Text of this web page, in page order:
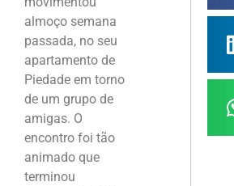
almoço semana
passada, no seu
apartamento de
Piedade em torno
de um grupo de
amigas. O
encontro foi tão
animado que
terminou